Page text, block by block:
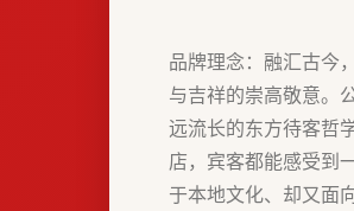
品牌理念：融汇古今
与吉祥的崇高敬意。
远流长的东方待客哲
店，宾客都能感受到
于本地文化、却又面